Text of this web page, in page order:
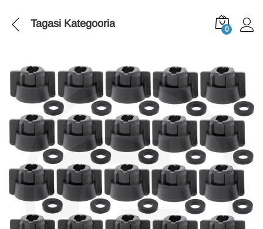
Tagasi Kategooria 0